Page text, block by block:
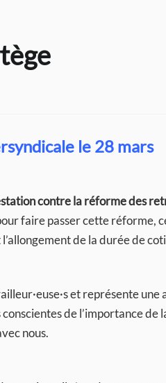
le 28 mars
contre la réforme des
faire passer cette réforme,
de la durée de
et représente une
de l’importance de
nous.